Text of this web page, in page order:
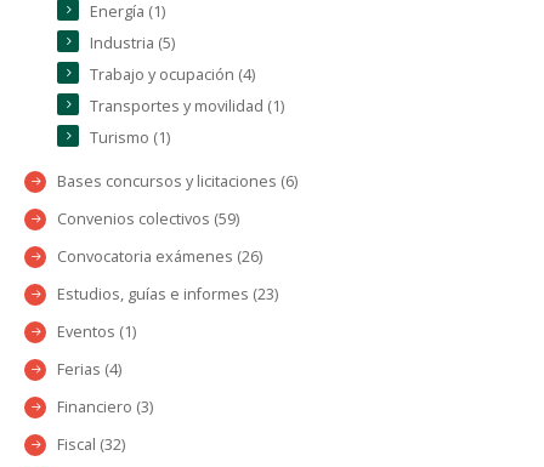
Energía (1)
Industria (5)
Trabajo y ocupación (4)
Transportes y movilidad (1)
Turismo (1)
Bases concursos y licitaciones (6)
Convenios colectivos (59)
Convocatoria exámenes (26)
Estudios, guías e informes (23)
Eventos (1)
Ferias (4)
Financiero (3)
Fiscal (32)